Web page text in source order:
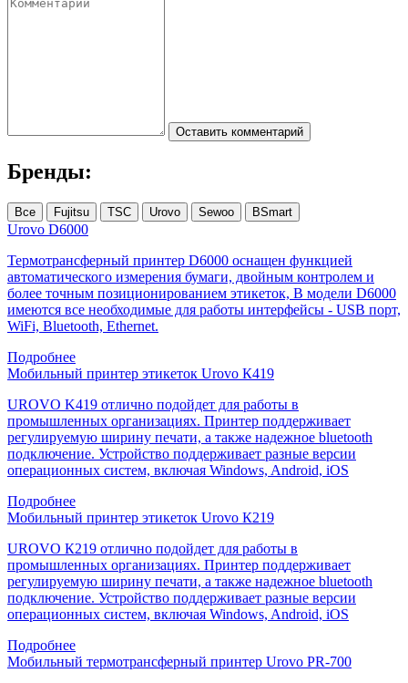
Оставить комментарий
Бренды:
Все Fujitsu TSC Urovo Sewoo BSmart
Urovo D6000
Термотрансферный принтер D6000 оснащен функцией
автоматического измерения бумаги, двойным контролем и
более точным позиционированием этикеток, В модели D6000
имеются все необходимые для работы интерфейсы - USB порт,
WiFi, Bluetooth, Ethernet.
Подробнее
Мобильный принтер этикеток Urovo К419
UROVO K419 отлично подойдет для работы в
промышленных организациях. Принтер поддерживает
регулируемую ширину печати, а также надежное bluetooth
подключение. Устройство поддерживает разные версии
операционных систем, включая Windows, Android, iOS
Подробнее
Мобильный принтер этикеток Urovo К219
UROVO К219 отлично подойдет для работы в
промышленных организациях. Принтер поддерживает
регулируемую ширину печати, а также надежное bluetooth
подключение. Устройство поддерживает разные версии
операционных систем, включая Windows, Android, iOS
Подробнее
Мобильный термотрансферный принтер Urovo PR-700